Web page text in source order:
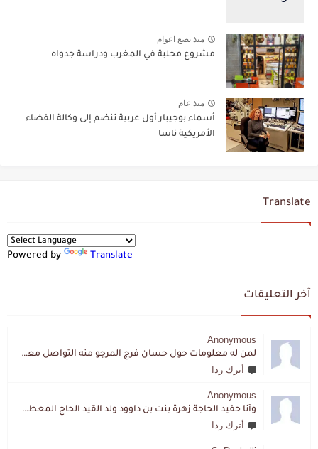
منذ بضع اعوام
مشروع محلبة في المغرب ودراسة جدواه
منذ عام
أسماء بوجيبار أول عربية تنضم إلى وكالة الفضاء
الأمريكية ناسا
Translate
Powered by Translate
آخر التعليقات
Anonymous
لمن له معلومات حول حسان فرج المرجو منه التواصل معي لقد اختفى تماما و كانت لي به علاقة تواصل خاصة
أترك ردا
Anonymous
وأنا حفيد الحاجة زهرة بنت بن داوود ولد القيد الحاج المعطي المزمزي . ولا نمتلك من إرثه شيئا .
أترك ردا